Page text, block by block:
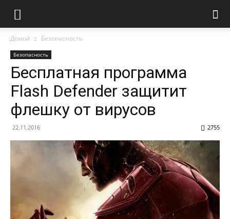
Домой Безопасность
Безопасность
Бесплатная программа
Flash Defender защитит
флешку от вирусов
22.11.2016 2755